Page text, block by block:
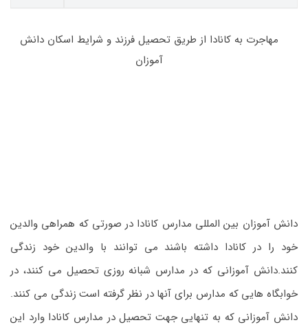
مهاجرت به کانادا از طریق تحصیل فرزند و شرایط اسکان دانش
آموزان
دانش آموزان بین المللی مدارس کانادا در صورتی که همراهی والدین
خود را در کانادا داشته باشند می توانند با والدین خود زندگی
کنند.دانش آموزانی که در مدارس شبانه روزی تحصیل می کنند، در
خوابگاه هایی که مدارس برای آنها در نظر گرفته است زندگی می کنند.
دانش آموزانی که به تنهایی جهت تحصیل در مدارس کانادا وارد این